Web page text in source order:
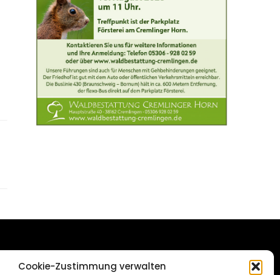
Cookie-Zustimmung verwalten
DAS STADTMAGAZIN